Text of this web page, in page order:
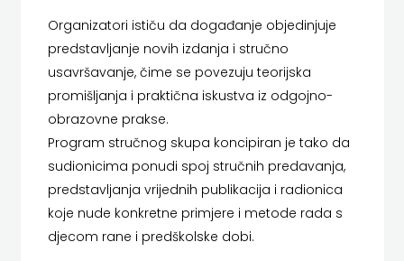
KRONOLOGIJE
SVEUČILIŠNI
UDŽBENICI
NAKLADNICI
EGMONT
EVENIO
FIGULUS
FOKUS
KOMUNIKACIJE
Organizatori ističu da događanje objedinjuje
predstavljanje novih izdanja i stručno
usavršavanje, čime se povezuju teorijska
promišljanja i praktična iskustva iz odgojno-
obrazovne prakse.
Program stručnog skupa koncipiran je tako da
sudionicima ponudi spoj stručnih predavanja,
predstavljanja vrijednih publikacija i radionica
koje nude konkretne primjere i metode rada s
djecom rane i predškolske dobi.